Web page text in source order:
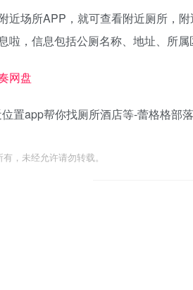
近场所APP，就可查看附近厕所，
啦，信息包括公厕名称、地址、所属
网盘
，未经允许请勿转载。